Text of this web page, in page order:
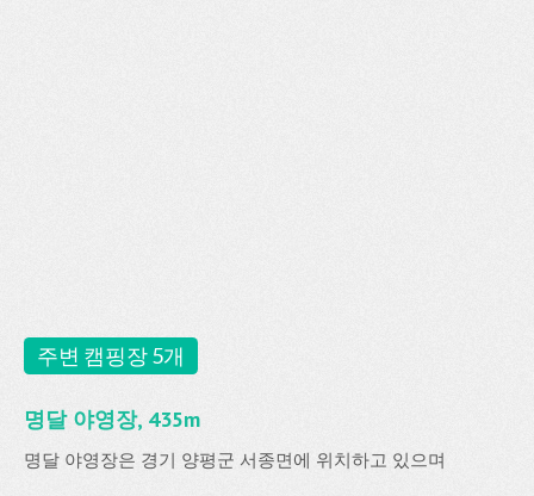
주변 캠핑장 5개
명달 야영장, 435m
명달 야영장은 경기 양평군 서종면에 위치하고 있으며